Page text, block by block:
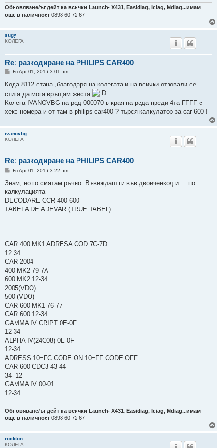
Обновяване/ъпдейт на всички Launch- Х431, Easidiag, Idiag, Mdiag...имам
още в наличност 0898 60 72 67
sugy
КОЛЕГА
Re: разкодиране на PHILIPS CAR400
P
s
Fri Apr 01, 2016 3:01 pm
Кода 8112 стана ,благодаря на колегата и на всички отзовали се
стига да мога връщам жеста
Колега IVANOVBG на ред 000070 в края на реда преди 4та FFFF е
хекс номера и от там в philips car400 ? търся калкулатор за car 600 !
ivanovbg
КОЛЕГА
Re: разкодиране на PHILIPS CAR400
P
s
Fri Apr 01, 2016 3:22 pm
Знам, но го смятам ръчно. Въвеждаш ги във двоиченкод и ... по
калкулацията.
DECODARE CCR 400 600
TABELA DE ADEVAR (TRUE TABEL)
CAR 400 MK1 ADRESA COD 7C-7D
12 34
CAR 2004
400 MK2 79-7A
600 MK2 12-34
2005(VDO)
500 (VDO)
CAR 600 MK1 76-77
CAR 600 12-34
GAMMA IV CRIPT 0E-0F
12-34
ALPHA IV(24C08) 0E-0F
12-34
ADRESS 10=FC CODE ON 10=FF CODE OFF
CAR 600 CDC3 43 44
34- 12
GAMMA IV 00-01
12-34
Обновяване/ъпдейт на всички Launch- Х431, Easidiag, Idiag, Mdiag...имам
още в наличност 0898 60 72 67
rockton
КОЛЕГА